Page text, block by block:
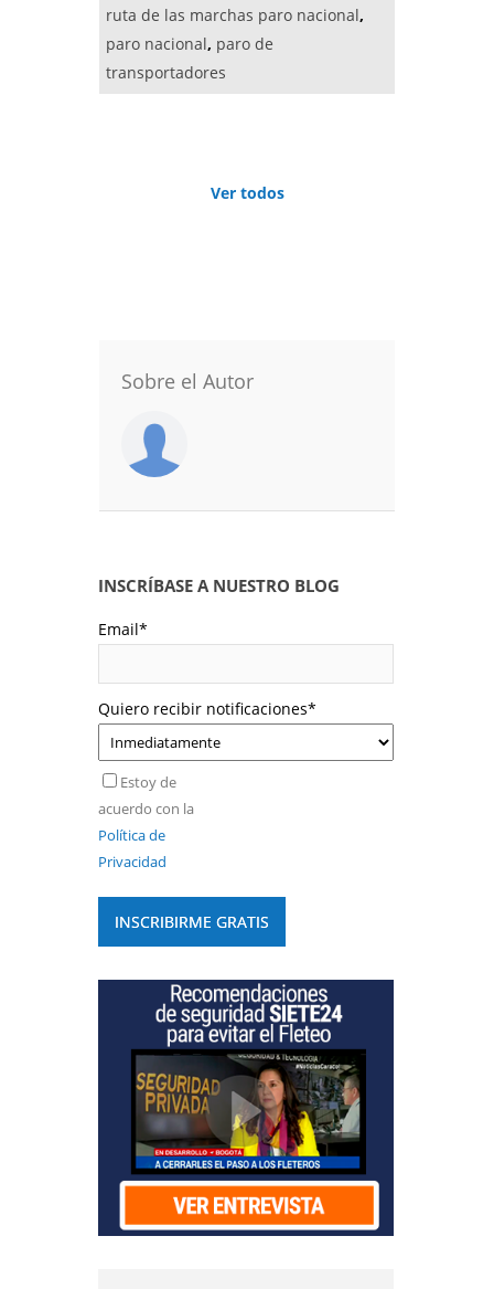
ruta de las marchas paro nacional,
paro nacional, paro de
transportadores
Ver todos
Sobre el Autor
INSCRÍBASE A NUESTRO BLOG
Email*
Quiero recibir notificaciones*
Estoy de
acuerdo con la
Política de
Privacidad